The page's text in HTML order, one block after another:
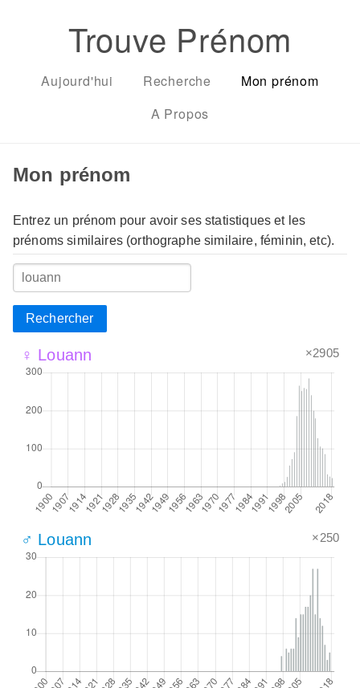
Trouve Prénom
Aujourd'hui Recherche
Mon prénom
A Propos
Mon prénom
Entrez un prénom pour avoir ses statistiques et les
prénoms similaires (orthographe similaire, féminin, etc).
Rechercher
♀ Louann ×2905
♂ Louann ×250